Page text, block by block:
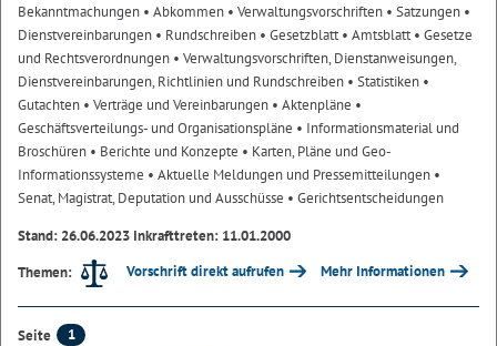
Bekanntmachungen • Abkommen • Verwaltungsvorschriften • Satzungen •
Dienstvereinbarungen • Rundschreiben • Gesetzblatt• Amtsblatt• Gesetze
und Rechtsverordnungen • Verwaltungsvorschriften, Dienstanweisungen,
Dienstvereinbarungen, Richtlinien und Rundschreiben • Statistiken •
Gutachten • Verträge und Vereinbarungen • Aktenpläne •
Geschäftsverteilungs- und Organisationspläne • Informationsmaterial und
Broschüren • Berichte und Konzepte • Karten, Pläne und Geo-
Informationssysteme • Aktuelle Meldungen und Pressemitteilungen •
Senat, Magistrat, Deputation und Ausschüsse • Gerichtsentscheidungen
Stand: 26.06.2023 Inkrafttreten: 11.01.2000
Themen:
Vorschrift direkt aufrufen Mehr Informationen
Seite
1